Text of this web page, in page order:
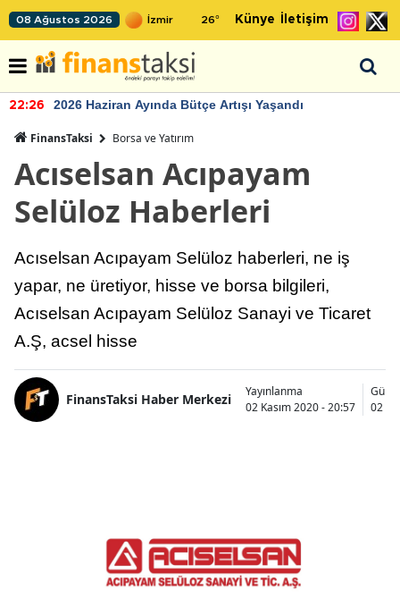
08 Ağustos 2026 26° Künye İletişim
22:26 2026 Haziran Ayında Bütçe Artışı Yaşandı
FinansTaksi Borsa ve Yatırım
Acıselsan Acıpayam
Selüloz Haberleri
Acıselsan Acıpayam Selüloz haberleri, ne iş
yapar, ne üretiyor, hisse ve borsa bilgileri,
Acıselsan Acıpayam Selüloz Sanayi ve Ticaret
A.Ş, acsel hisse
FinansTaksi Haber Merkezi
Yayınlanma
02 Kasım 2020 - 20:57
02